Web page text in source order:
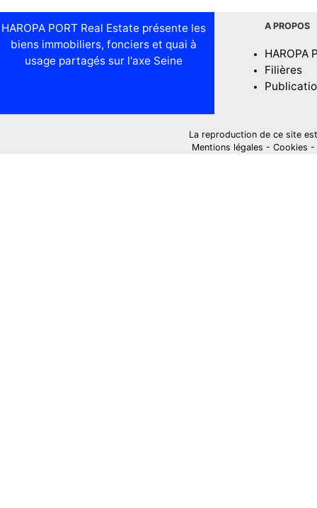
HAROPA PORT Real Estate présente les
biens immobiliers, fonciers et quai à
usage partagés sur l'axe Seine
A PROPOS
HAROPA
Filières
La reproduction de ce site
Mentions légales - Cookies -